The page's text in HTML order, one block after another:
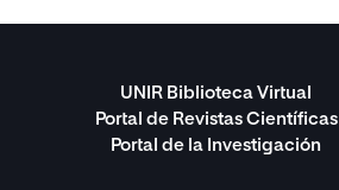
UNIR Biblioteca Virtual
Portal de Revistas Científicas
Portal de la Investigación